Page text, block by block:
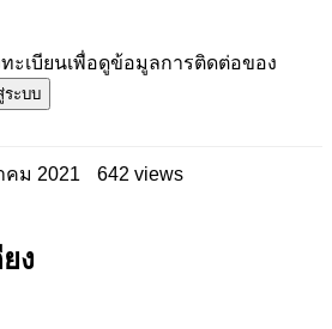
ะเบียนเพื่อดูข้อมูลการติดต่อของ
ระบบ
คม 2021 642 views
ง